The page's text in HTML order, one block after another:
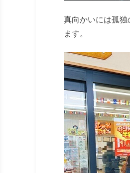
真向かいには孤
ます。